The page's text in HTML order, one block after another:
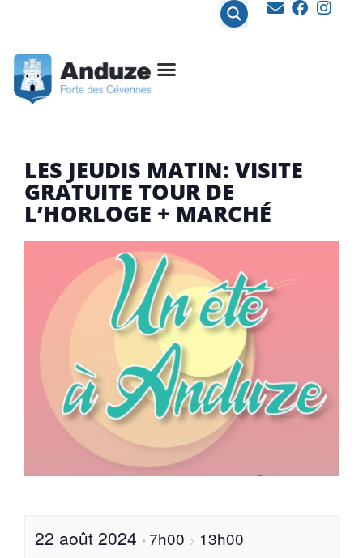
LES JEUDIS MATIN: VISITE
GRATUITE TOUR DE
L’HORLOGE + MARCHÉ
22 août 2024 •7h00 > 13h00